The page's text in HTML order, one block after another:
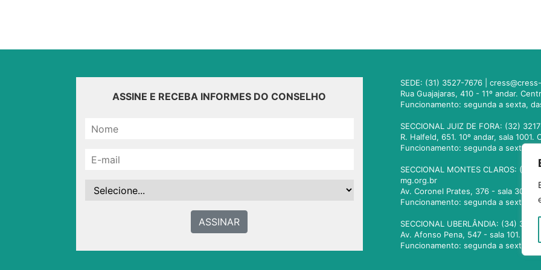
ASSINE E RECEBA INFORMES DO CONSELHO
ASSINAR
SEDE: (31) 3527-7676 |
Rua Guajajaras, 410 - 11º andar.
Funcionamento: segunda a sexta,
SECCIONAL JUIZ DE FORA: (32)
R. Halfeld, 651. 10º andar, sala
Funcionamento: segunda a sexta,
SECCIONAL MONTES CLAROS:
mg.org.br
Av. Coronel Prates, 376 - sala 301.
Funcionamento: segunda a sexta,
SECCIONAL UBERLÂNDIA: (34)
Av. Afonso Pena, 547 - sala 101.
Funcionamento: segunda a sexta,